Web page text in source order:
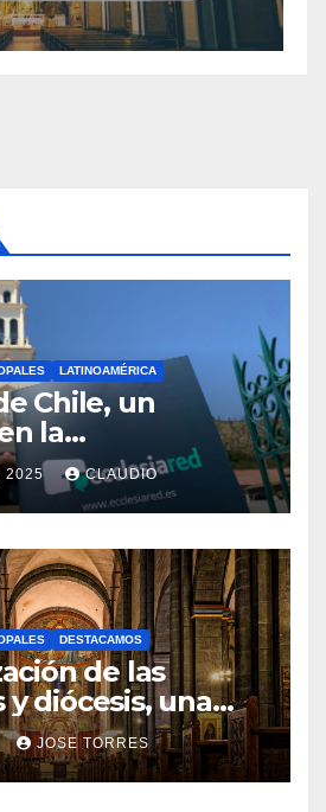
LATINOAMÉRICA
Chile, un
la
digital
2025 CLAUDIO
N
O
H
A
Y
C
O
M
DESTACAMOS
de las
y diócesis, una
para el futuro de
JOSE TORRES
N